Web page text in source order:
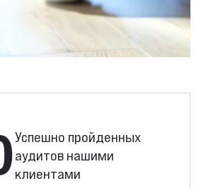
Успешно пройденных
аудитов нашими
клиентами